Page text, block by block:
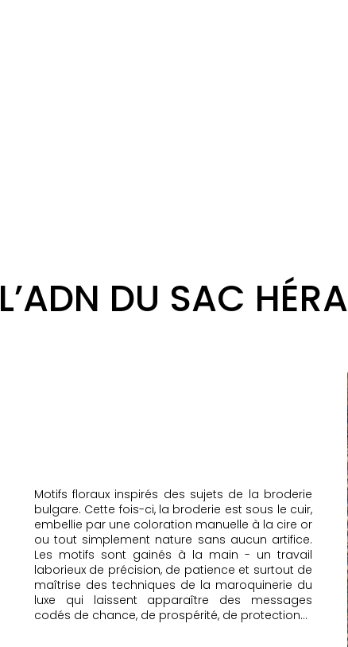
L’ADN DU SAC HÉRA
Motifs floraux inspirés des sujets de la broderie
bulgare. Cette fois-ci, la broderie est sous le cuir,
embellie par une coloration manuelle à la cire or
ou tout simplement nature sans aucun artifice.
Les motifs sont gainés à la main - un travail
laborieux de précision, de patience et surtout de
maîtrise des techniques de la maroquinerie du
luxe qui laissent apparaître des messages
codés de chance, de prospérité, de protection...